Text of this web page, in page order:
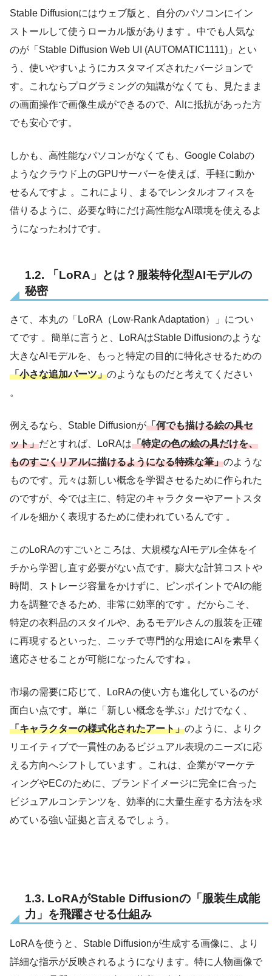
Stable Diffusionにはウェブ版と、自分のパソコンにイン
ストールして使うローカル版があります 。中でも人気な
のが「Stable Diffusion Web UI (AUTOMATIC1111)」とい
う、使いやすいようにカスタマイズされたバージョンで
す。これならプログラミングの知識がなくても、見たまま
の画面操作で画像生成ができるので、AIに抵抗があった方
でも安心です。
しかも、高性能なパソコンがなくても、Google Colabの
ようなクラウド上のGPUサーバーを使えば、手軽に動か
せるんですよ 。これにより、まるでレンタルオフィスを
借りるように、必要な時にだけ高性能なAI環境を使えるよ
うになったわけです。
1.2. 「LoRA」とは？服装特化型AIモデルの
秘密
さて、本丸の「LoRA（Low-Rank Adaptation）」につい
てです 。簡単に言うと、LoRAはStable Diffusionのような
大きなAIモデルを、もっと特定の目的に特化させるための
「小さな追加パーツ」のようなものだと考えてください
。
例えるなら、Stable Diffusionが「何でも描ける絵の具セ
ット」だとすれば、LoRAは「特定の色の絵の具だけを、
ものすごくリアルに描けるようになる特殊な筆」のような
ものです。元々は新しい概念を学習させるために作られた
のですが、今では主に、特定のキャラクターやアートスタ
イルを細かく表現するために使われているんです 。
このLoRAのすごいところは、大規模なAIモデル全体をイ
チから学習し直す必要がない点です。膨大な計算コストや
時間、ストレージ容量をかけずに、ピンポイントでAIの能
力を調整できるため、非常に効率的です 。だからこそ、
特定の衣料品のスタイルや、あるモデルさんの服装を正確
に再現するといった、ニッチで専門的な用途にAIを素早く
適応させることが可能になったんですね 。
市場の需要に応じて、LoRAの使い方も進化しているのが
面白い点です。単に「新しい概念を学ぶ」だけでなく、
「キャラクターの様式化されたアート」のように、よりク
リエイティブで一貫性のあるビジュアル表現のニーズに応
える方向へシフトしています 。これは、企業がマーケテ
ィングやECのために、ブランドイメージに完全に合った
ビジュアルコンテンツを、効率的に大量生産する方法を求
めている強い証拠と言えるでしょう。
1.3. LoRAがStable Diffusionの「服装生成能
力」を飛躍させる仕組み
LoRAを使うと、Stable Diffusionが生成する画像に、より
詳細な指示が反映されるようになります。特に人物画像で